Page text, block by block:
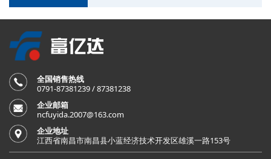
全国销售热线
0791-87381239 / 87381238
企业邮箱
ncfuyida.2007@163.com
企业地址
江西省南昌市南昌县小蓝经济技术开发区雄溪一路153号